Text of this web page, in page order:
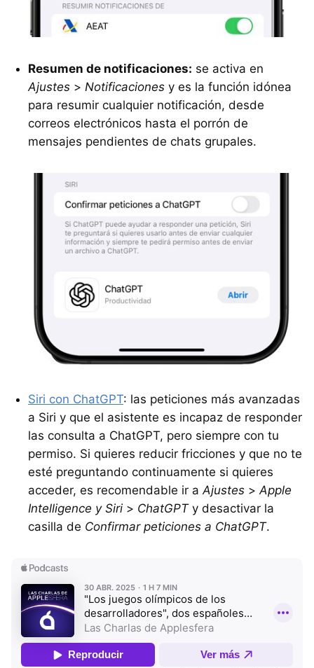
Resumen de notificaciones: se activa en
Ajustes > Notificaciones y es la función idónea
para resumir cualquier notificación, desde
correos electrónicos hasta el porrón de
mensajes pendientes de chats grupales.
Siri con ChatGPT: las peticiones más avanzadas
a Siri y que el asistente es incapaz de responder
las consulta a ChatGPT, pero siempre con tu
permiso. Si quieres reducir fricciones y que no te
esté preguntando continuamente si quieres
acceder, es recomendable ir a Ajustes > Apple
Intelligence y Siri> ChatGPTy desactivar la
casilla de Confirmar peticiones a ChatGPT.